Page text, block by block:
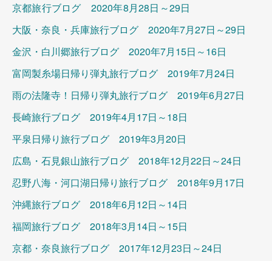
京都旅行ブログ 2020年8月28日～29日
大阪・奈良・兵庫旅行ブログ 2020年7月27日～29日
金沢・白川郷旅行ブログ 2020年7月15日～16日
富岡製糸場日帰り弾丸旅行ブログ 2019年7月24日
雨の法隆寺！日帰り弾丸旅行ブログ 2019年6月27日
長崎旅行ブログ 2019年4月17日～18日
平泉日帰り旅行ブログ 2019年3月20日
広島・石見銀山旅行ブログ 2018年12月22日～24日
忍野八海・河口湖日帰り旅行ブログ 2018年9月17日
沖縄旅行ブログ 2018年6月12日～14日
福岡旅行ブログ 2018年3月14日～15日
京都・奈良旅行ブログ 2017年12月23日～24日